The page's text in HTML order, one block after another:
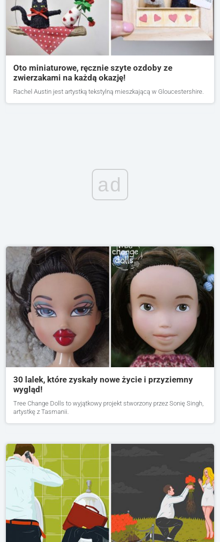
Oto miniaturowe, ręcznie szyte ozdoby ze
zwierzakami na każdą okazję!
Rachel Austin jest artystką tekstylną mieszkającą w Gloucestershire.
ad
30 lalek, które zyskały nowe życie i przyziemny
wygląd!
Tree Change Dolls to wyjątkowy projekt stworzony przez Sonię Singh,
artystkę z Tasmanii.